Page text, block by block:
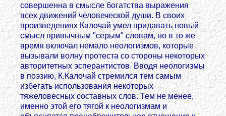
совершенна в смысле богатства выражения
всех движений человеческой души. В своих
произведениях Калочай умел придавать новый
смысл привычным "серым" словам, но в то же
время включал немало неологизмов, которые
вызывали волну протеста со стороны некоторых
авторитетных эсперантистов. Вводя неологизмы
в поэзию, К.Калочай стремился тем самым
избегать использования некоторых
тяжеловесных составных слов. Тем не менее,
именно этой его тягой к неологизмам и